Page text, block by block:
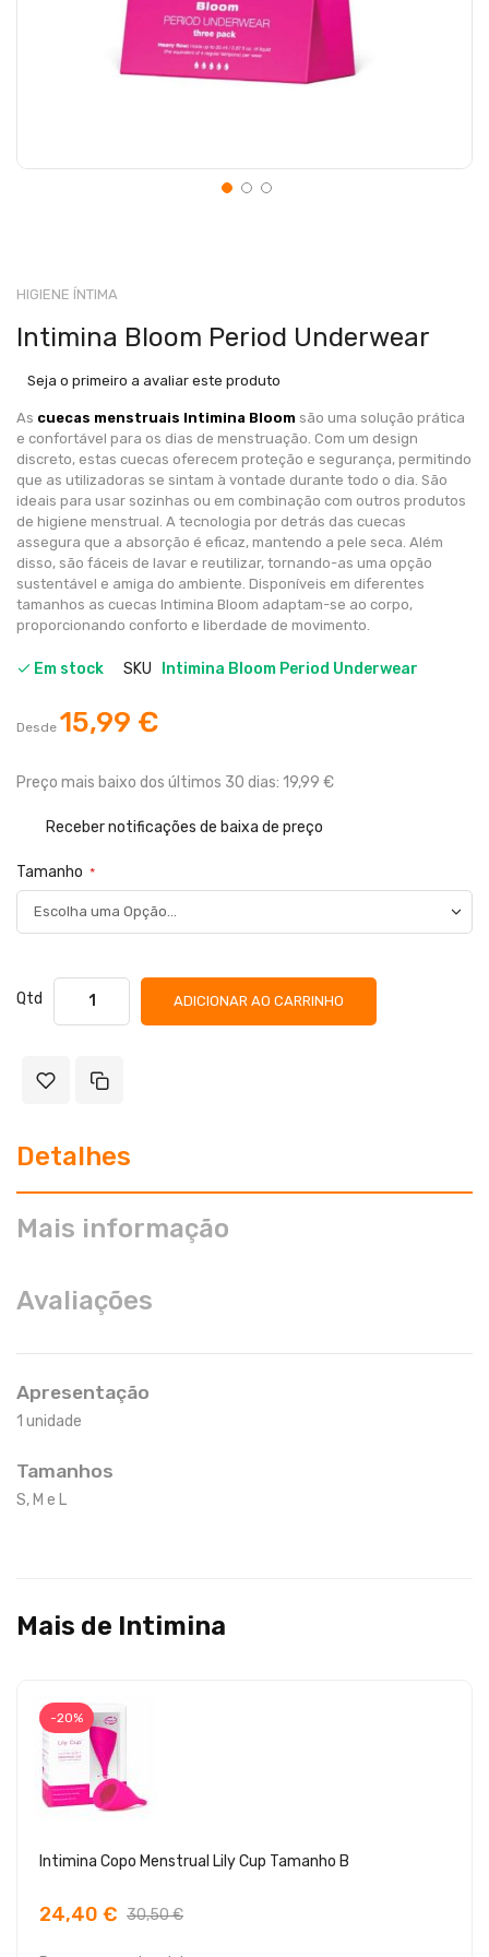
HIGIENE ÍNTIMA
Intimina Bloom Period Underwear
Seja o primeiro a avaliar este produto
As cuecas menstruais Intimina Bloom são uma solução prática
e confortável para os dias de menstruação. Com um design
discreto, estas cuecas oferecem proteção e segurança, permitindo
que as utilizadoras se sintam à vontade durante todo o dia. São
ideais para usar sozinhas ou em combinação com outros produtos
de higiene menstrual. A tecnologia por detrás das cuecas
assegura que a absorção é eficaz, mantendo a pele seca. Além
disso, são fáceis de lavar e reutilizar, tornando-as uma opção
sustentável e amiga do ambiente. Disponíveis em diferentes
tamanhos as cuecas Intimina Bloom adaptam-se ao corpo,
proporcionando conforto e liberdade de movimento.
Em stock SKU Intimina Bloom Period Underwear
Desde 15,99 €
Preço mais baixo dos últimos 30 dias: 19,99 €
Receber notificações de baixa de preço
Tamanho
Qtd ADICIONAR AO CARRINHO
Detalhes
Mais informação
Avaliações
Apresentação
1 unidade
Tamanhos
S, M e L
Mais de Intimina
-20%
Intimina Copo Menstrual Lily Cup Tamanho B
24,40 € 30,50 €